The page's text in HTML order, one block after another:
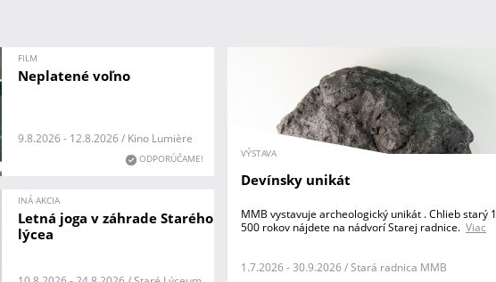
FILM
Neplatené voľno
9.8.2026 - 12.8.2026 / Kino Lumière
ODPORÚČAME! VÝSTAVA
Devínsky unikát
MMB vystavuje archeologický unikát . Chlieb starý 1
500 rokov nájdete na nádvorí Starej radnice. Viac
1.7.2026 - 30.9.2026 / Stará radnica MMB
INÁ AKCIA
Letná joga v záhrade Starého
lýcea